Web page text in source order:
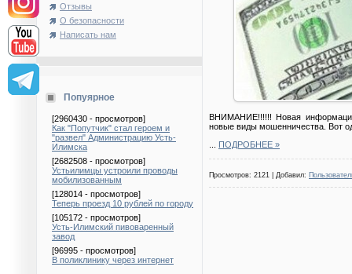
Отзывы
О безопасности
Написать нам
Попуярное
[2960430 - просмотров]
Как "Попутчик" стал героем и
"развел" Администрацию Усть-
Илимска
[2682508 - просмотров]
Устьилимцы устроили проводы
мобилизованным
[128014 - просмотров]
Теперь проезд 10 рублей по городу
[105172 - просмотров]
Усть-Илимский пивоваренный
завод
[96995 - просмотров]
В поликлинику через интернет
ВНИМАНИЕ!!!!!! Новая
новые виды мошенничества. Вот
ПОДРОБНЕЕ »
Просмотров: 2121 | Добавил: